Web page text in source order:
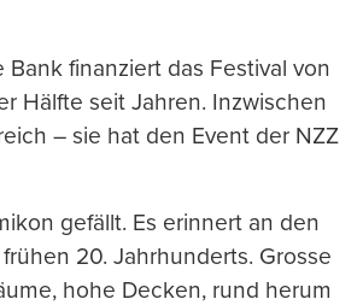
Bank finanziert das Festival von
Hälfte seit Jahren. Inzwischen
– sie hat den Event der NZZ
gefällt. Es erinnert an den
20. Jahrhunderts. Grosse
hohe Decken, rund herum